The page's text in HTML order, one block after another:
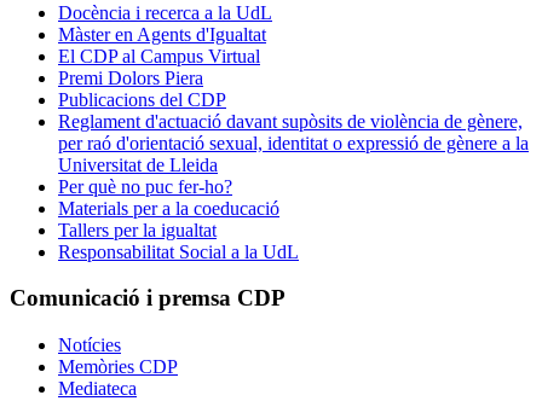
Docència i recerca a la UdL
Màster en Agents d'Igualtat
El CDP al Campus Virtual
Premi Dolors Piera
Publicacions del CDP
Reglament d'actuació davant supòsits de violència de gènere,
per raó d'orientació sexual, identitat o expressió de gènere a la
Universitat de Lleida
Per què no puc fer-ho?
Materials per a la coeducació
Tallers per la igualtat
Responsabilitat Social a la UdL
Comunicació i premsa CDP
Notícies
Memòries CDP
Mediateca